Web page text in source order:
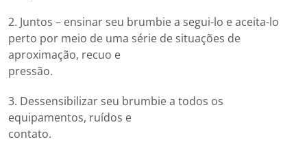
2. Juntos – ensinar seu brumbie a segui-lo e aceita-lo
perto por meio de uma série de situações de
aproximação, recuo e
pressão.
3. Dessensibilizar seu brumbie a todos os
equipamentos, ruídos e
contato.